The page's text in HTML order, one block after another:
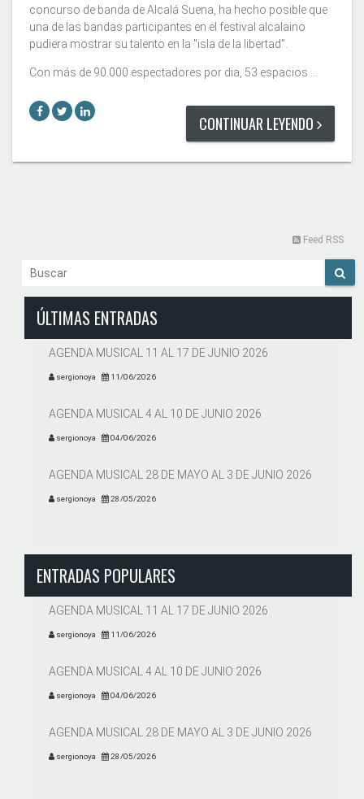
concurso de banda de Alcalá Suena, ha hecho posible que
una de las bandas participantes en el festival alcalaino
pudiera mostrar su talento en la "isla de la libertad".
Con más de 90.000 espectadores por dia, 53 espacios …
CONTINUAR LEYENDO
Feed RSS
ÚLTIMAS ENTRADAS
AGENDA MUSICAL 11 AL 17 DE JUNIO 2026
sergionoya 11/06/2026
AGENDA MUSICAL 4 AL 10 DE JUNIO 2026
sergionoya 04/06/2026
AGENDA MUSICAL 28 DE MAYO AL 3 DE JUNIO 2026
sergionoya 28/05/2026
ENTRADAS POPULARES
AGENDA MUSICAL 11 AL 17 DE JUNIO 2026
sergionoya 11/06/2026
AGENDA MUSICAL 4 AL 10 DE JUNIO 2026
sergionoya 04/06/2026
AGENDA MUSICAL 28 DE MAYO AL 3 DE JUNIO 2026
sergionoya 28/05/2026